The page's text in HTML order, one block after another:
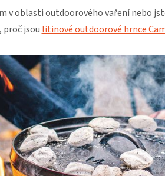
v oblasti outdoorového vaření nebo
proč jsou litinové outdoorové hrnce